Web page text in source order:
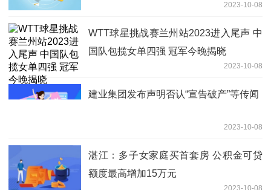
2023-10-08
WTT球星挑战赛兰州站2023进入尾声 中
国队包揽女单四强 冠军今晚揭晓
2023-10-08
建业集团发布声明否认“宣告破产”等传闻
2023-10-08
湛江：多子女家庭买首套房 公积金可贷
额度最高增加15万元